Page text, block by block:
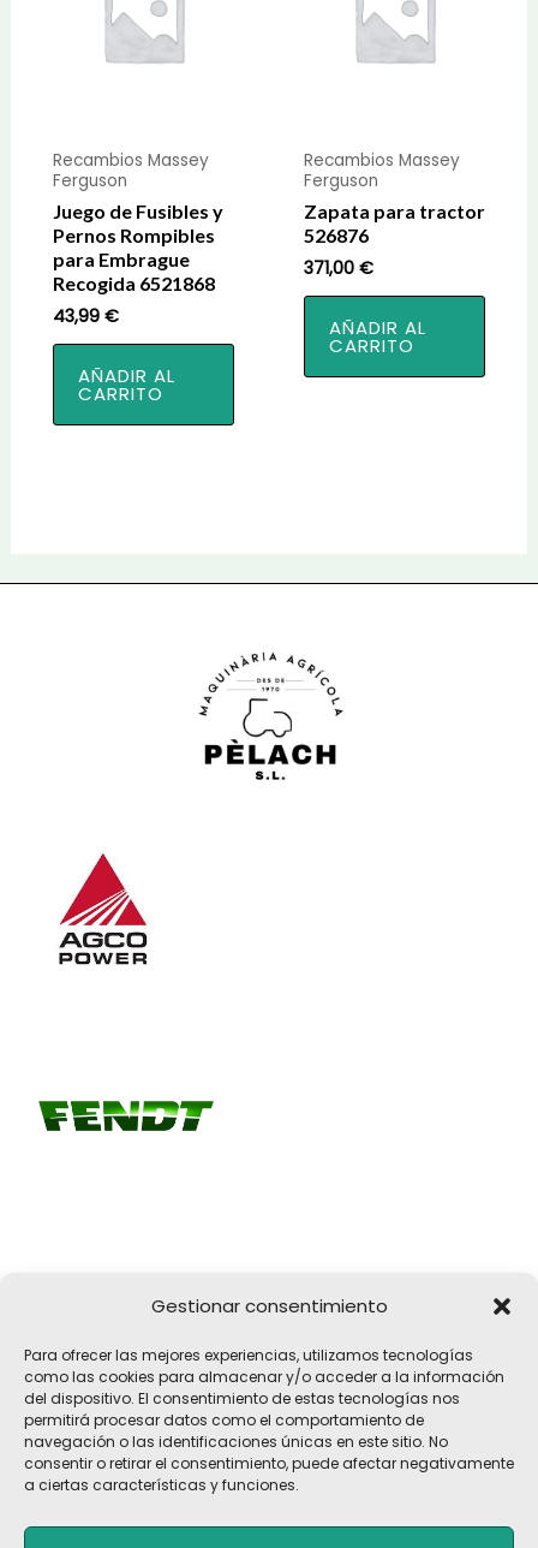
Gestionar consentimiento
Para ofrecer las mejores experiencias, utilizamos tecnologías
como las cookies para almacenar y/o acceder a la información
del dispositivo. El consentimiento de estas tecnologías nos
permitirá procesar datos como el comportamiento de
navegación o las identificaciones únicas en este sitio. No
consentir o retirar el consentimiento, puede afectar negativamente
a ciertas características y funciones.
Recambios Massey
Ferguson
Juego de Fusibles y
Pernos Rompibles
para Embrague
Recogida 6521868
43,99 €
AÑADIR AL
CARRITO
Recambios Massey
Ferguson
Zapata para tractor
526876
371,00€
AÑADIR AL
CARRITO
17183 Vilobí d'Onyar, Girona
pelach@pelach.es
☎972 47 30 61
Copyright © 2026 Maquinària Agrícola Pèlach, S.L | Powered by